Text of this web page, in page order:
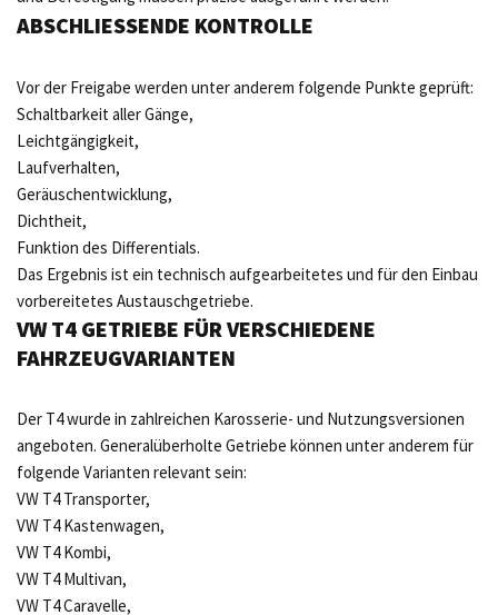
ABSCHLIESSENDE KONTROLLE
Vor der Freigabe werden unter anderem folgende Punkte geprüft:
Schaltbarkeit aller Gänge,
Leichtgängigkeit,
Laufverhalten,
Geräuschentwicklung,
Dichtheit,
Funktion des Differentials.
Das Ergebnis ist ein technisch aufgearbeitetes und für den Einbau
vorbereitetes Austauschgetriebe.
VW T4 GETRIEBE FÜR VERSCHIEDENE
FAHRZEUGVARIANTEN
Der T4 wurde in zahlreichen Karosserie- und Nutzungsversionen
angeboten. Generalüberholte Getriebe können unter anderem für
folgende Varianten relevant sein:
VW T4 Transporter,
VW T4 Kastenwagen,
VW T4 Kombi,
VW T4 Multivan,
VW T4 Caravelle,